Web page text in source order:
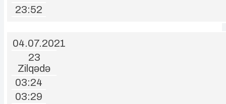
23:52
04.07.2021
23
Zilqədə
03:24
03:29